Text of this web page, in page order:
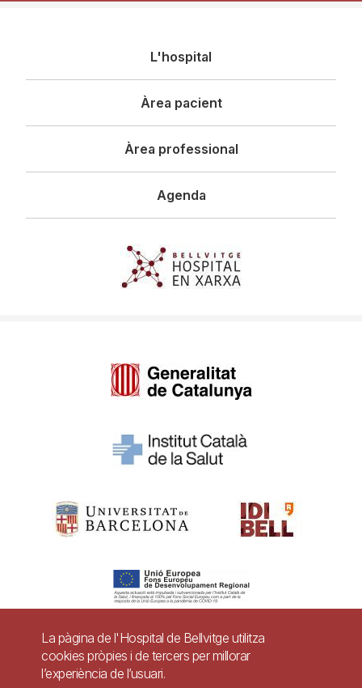
principal
L'hospital
Àrea pacient
Àrea professional
Agenda
Pie Contacte
La pàgina de l'Hospital de Bellvitge utilitza
cookies pròpies i de tercers per millorar
l’experiència de l’usuari.